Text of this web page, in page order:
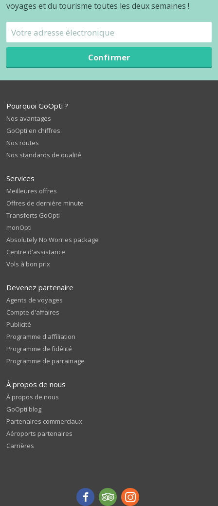
voyages et du tourisme toutes les deux semaines !
Confirmer
Pourquoi GoOpti ?
Nos avantages
GoOpti en chiffres
Nos routes
Nos standards de qualité
Services
Meilleures offres
Offres de dernière minute
Transferts GoOpti
monOpti
Absolutely No Worries package
Centre d'assistance
Vols à bon prix
Devenez partenaire
Agents de voyages
Compte d'affaires
Publicité
Programme d'affiliation
Programme de fidélité
Programme de parrainage
À propos de nous
À propos de nous
GoOpti blog
Partenaires commerciaux
Aéroports partenaires
Carrières